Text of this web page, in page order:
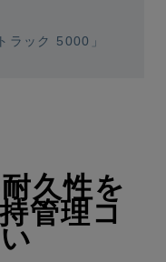
ラック 5000」
久性を
管理コ